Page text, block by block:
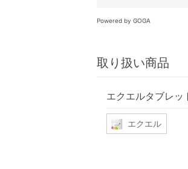
Powered by GOGA
取り扱い商品
エクエルタブレッ
エクエル